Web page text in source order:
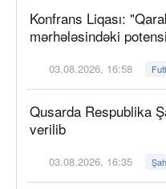
Konfrans Liqası:
mərhələsindəki
03.08.2026, 16:58
Qusarda Respublika
verilib
03.08.2026, 16:35